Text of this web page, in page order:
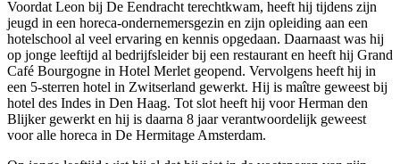
Voordat Leon bij De Eendracht terechtkwam, heeft hij tijdens zijn
jeugd in een horeca-ondernemersgezin en zijn opleiding aan een
hotelschool al veel ervaring en kennis opgedaan. Daarnaast was hij
op jonge leeftijd al bedrijfsleider bij een restaurant en heeft hij Grand
Café Bourgogne in Hotel Merlet geopend. Vervolgens heeft hij in
een 5-sterren hotel in Zwitserland gewerkt. Hij is maître geweest bij
hotel des Indes in Den Haag. Tot slot heeft hij voor Herman den
Blijker gewerkt en hij is daarna 8 jaar verantwoordelijk geweest
voor alle horeca in De Hermitage Amsterdam.